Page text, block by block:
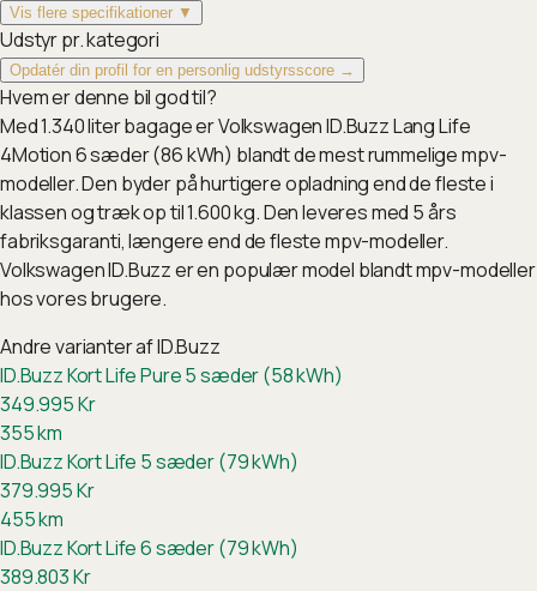
Vis flere specifikationer ▼
Udstyr pr. kategori
Opdatér din profil for en personlig udstyrsscore →
Hvem er denne bil god til?
Med 1.340 liter bagage er Volkswagen ID.Buzz Lang Life
4Motion 6 sæder (86 kWh) blandt de mest rummelige mpv-
modeller. Den byder på hurtigere opladning end de fleste i
klassen og træk op til 1.600 kg. Den leveres med 5 års
fabriksgaranti, længere end de fleste mpv-modeller.
Volkswagen ID.Buzz er en populær model blandt mpv-modeller
hos vores brugere.
Andre varianter afID.Buzz
ID.Buzz Kort Life Pure 5 sæder (58 kWh)
349.995Kr
355km
ID.Buzz Kort Life 5 sæder (79 kWh)
379.995Kr
455km
ID.Buzz Kort Life 6 sæder (79 kWh)
389.803Kr